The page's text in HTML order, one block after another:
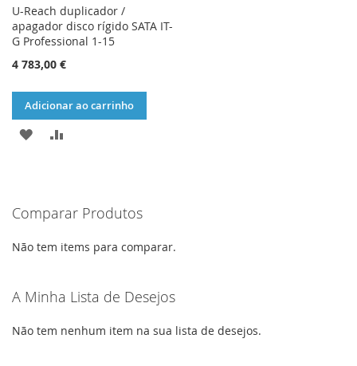
U-Reach duplicador /
apagador disco rígido SATA IT-
G Professional 1-15
4 783,00 €
Adicionar ao carrinho
ADICIONAR
DE
DESEJOS
Comparar Produtos
Não tem items para comparar.
A Minha Lista de Desejos
Não tem nenhum item na sua lista de desejos.